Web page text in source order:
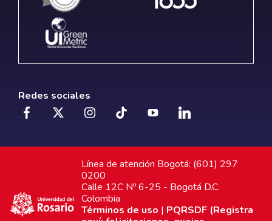
Redes sociales
Línea de atención Bogotá: (601) 297
0200
Calle 12C Nº 6-25 - Bogotá D.C.
Colombia
Términos de uso | PQRSDF (Registra